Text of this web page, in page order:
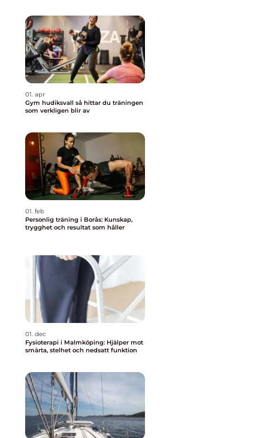
01. apr
Gym hudiksvall så hittar du träningen
som verkligen blir av
01. feb
Personlig träning i Borås: Kunskap,
trygghet och resultat som håller
01. dec
Fysioterapi i Malmköping: Hjälper mot
smärta, stelhet och nedsatt funktion